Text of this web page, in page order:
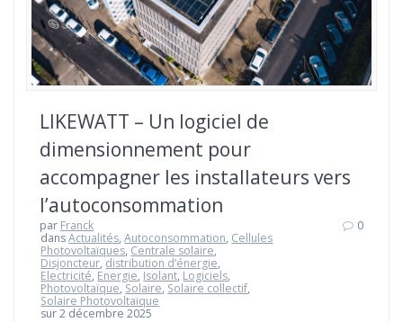
LIKEWATT – Un logiciel de
dimensionnement pour
accompagner les installateurs vers
l’autoconsommation
par Franck
dansActualités,Autoconsommation, Cellules
Photovoltaïques, Centrale solaire,
Disjoncteur, distribution d’énergie,
Electricité, Energie, Isolant, Logiciels,
Photovoltaïque, Solaire, Solaire collectif,
Solaire Photovoltaïque
sur 2 décembre 2025
0